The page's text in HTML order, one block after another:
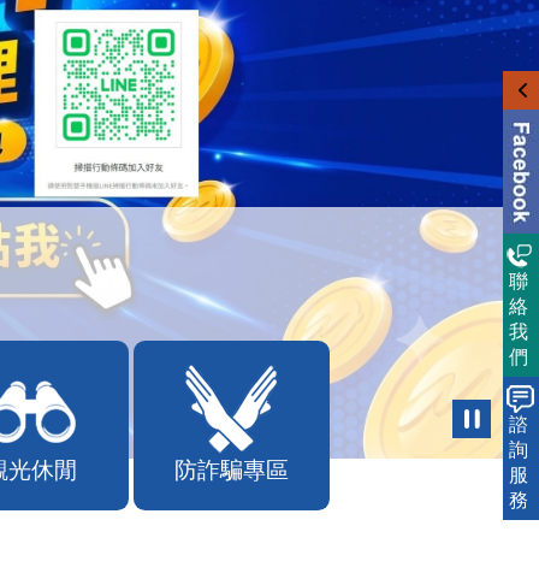
光休閒 防詐騙專區
聯
絡
我
們
諮
詢
服
務